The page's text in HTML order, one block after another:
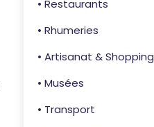
• Restaurants
• Rhumeries
• Artisanat & Shopping
• Musées
• Transport